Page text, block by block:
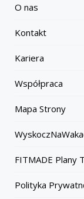
O nas
Kontakt
Kariera
Współpraca
Mapa Strony
FITMADE Plany
Polityka